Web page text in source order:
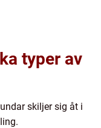
typer av
skiljer sig åt i